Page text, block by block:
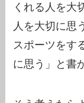
くれる人を大
人を大切に思
スポーツをす
に思う」と書